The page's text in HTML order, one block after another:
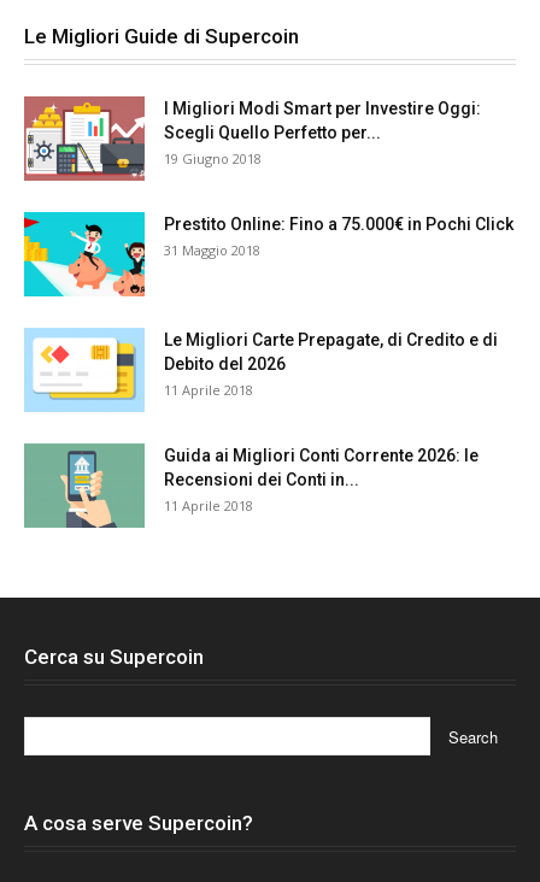
Le Migliori Guide di Supercoin
I Migliori Modi Smart per Investire Oggi:
Scegli Quello Perfetto per...
19 Giugno 2018
Prestito Online: Fino a 75.000€ in Pochi Click
31 Maggio 2018
Le Migliori Carte Prepagate, di Credito e di
Debito del 2026
11 Aprile 2018
Guida ai Migliori Conti Corrente 2026: le
Recensioni dei Conti in...
11 Aprile 2018
Cerca su Supercoin
A cosa serve Supercoin?